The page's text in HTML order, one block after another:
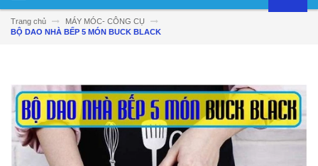
Trang chủ
MÁY MÓC- CÔNG CỤ
BỘ DAO NHÀ BẾP 5 MÓN BUCK BLACK